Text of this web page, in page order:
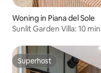
Woning in Piana del Sole
Sunlit Garden Villa: 10
Superhost
Superhost